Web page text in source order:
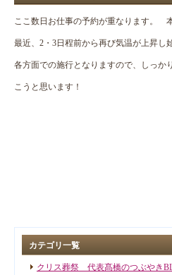
ここ数日お仕事の予約が重なります。
最近、2・3日程前から再び気温が上昇し
各方面での施行となりますので、しっか
こうと思います！
カテゴリ一覧
クリス葬祭 代表髙橋のつぶやき